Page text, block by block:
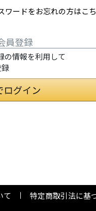
ワードをお忘れの方はこ
員登録
の情報を利用して
録
て 特定商取引法に基